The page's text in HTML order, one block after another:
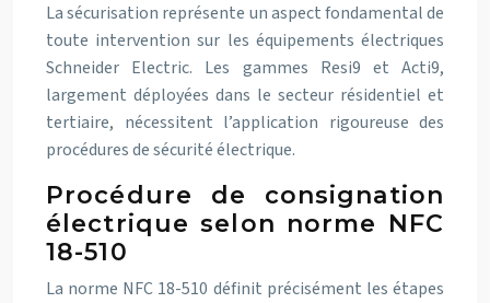
La sécurisation représente un aspect fondamental de
toute intervention sur les équipements électriques
Schneider Electric. Les gammes Resi9 et Acti9,
largement déployées dans le secteur résidentiel et
tertiaire, nécessitent l’application rigoureuse des
procédures de sécurité électrique.
Procédure de consignation
électrique selon norme NFC
18-510
La norme NFC 18-510 définit précisément les étapes